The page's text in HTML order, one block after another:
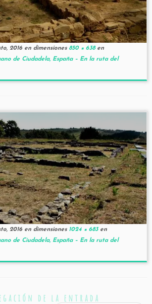
2016en dimensiones850 × 638en
de Ciudadela, España – En la ruta del
2016en dimensiones1024 × 683en
de Ciudadela, España – En la ruta del
de la entrada